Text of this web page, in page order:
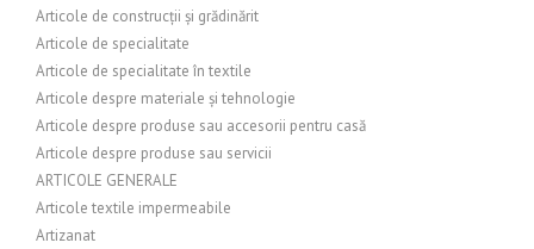
Articole de construcții și grădinărit
Articole de specialitate
Articole de specialitate în textile
Articole despre materiale și tehnologie
Articole despre produse sau accesorii pentru casă
Articole despre produse sau servicii
ARTICOLE GENERALE
Articole textile impermeabile
Artizanat